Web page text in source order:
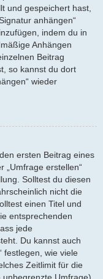
und gespeichert hast,
anhängen“
indem du in
Anhängen
Beitrag
so kannst du dort
wieder
ersten Beitrag eines
„Umfrage erstellen“
Solltest du diesen
nicht die
einen Titel und
entsprechenden
jede
Du kannst auch
festlegen, wie viele
Zeitlimit für die
Umfrage)